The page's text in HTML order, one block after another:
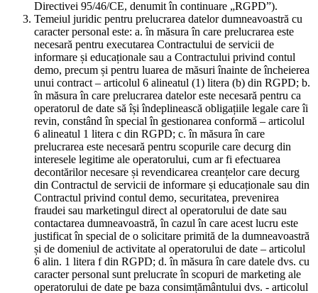
Directivei 95/46/CE, denumit în continuare „RGPD”).
Temeiul juridic pentru prelucrarea datelor dumneavoastră cu
caracter personal este: a. în măsura în care prelucrarea este
necesară pentru executarea Contractului de servicii de
informare și educaționale sau a Contractului privind contul
demo, precum și pentru luarea de măsuri înainte de încheierea
unui contract – articolul 6 alineatul (1) litera (b) din RGPD; b.
în măsura în care prelucrarea datelor este necesară pentru ca
operatorul de date să își îndeplinească obligațiile legale care îi
revin, constând în special în gestionarea conformă – articolul
6 alineatul 1 litera c din RGPD; c. în măsura în care
prelucrarea este necesară pentru scopurile care decurg din
interesele legitime ale operatorului, cum ar fi efectuarea
decontărilor necesare și revendicarea creanțelor care decurg
din Contractul de servicii de informare și educaționale sau din
Contractul privind contul demo, securitatea, prevenirea
fraudei sau marketingul direct al operatorului de date sau
contactarea dumneavoastră, în cazul în care acest lucru este
justificat în special de o solicitare primită de la dumneavoastră
și de domeniul de activitate al operatorului de date – articolul
6 alin. 1 litera f din RGPD; d. în măsura în care datele dvs. cu
caracter personal sunt prelucrate în scopuri de marketing ale
operatorului de date pe baza consimțământului dvs. - articolul